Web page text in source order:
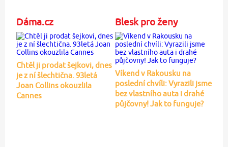
Dáma.cz
Chtěl ji prodat šejkovi, dnes
je z ní šlechtična. 93letá
Joan Collins okouzlila
Cannes
Blesk pro ženy
Víkend v Rakousku na
poslední chvíli: Vyrazili jsme
bez vlastního auta i drahé
půjčovny! Jak to funguje?